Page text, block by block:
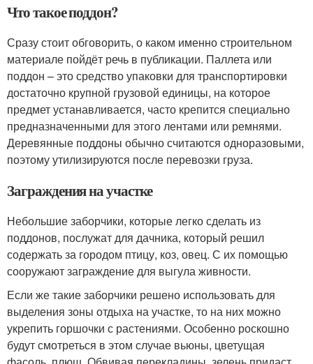
Что такое поддон?
Сразу стоит обговорить, о каком именно строительном
материале пойдёт речь в публикации. Паллета или
поддон – это средство упаковки для транспортировки
достаточно крупной грузовой единицы, на которое
предмет устанавливается, часто крепится специально
предназначенными для этого лентами или ремнями.
Деревянные поддоны обычно считаются одноразовыми,
поэтому утилизируются после перевозки груза.
Заграждения на участке
Небольшие заборчики, которые легко сделать из
поддонов, послужат для дачника, который решил
содержать за городом птицу, коз, овец. С их помощью
сооружают заграждение для выгула живности.
Если же такие заборчики решено использовать для
выделения зоны отдыха на участке, то на них можно
укрепить горшочки с растениями. Особенно роскошно
будут смотреться в этом случае вьюны, цветущая